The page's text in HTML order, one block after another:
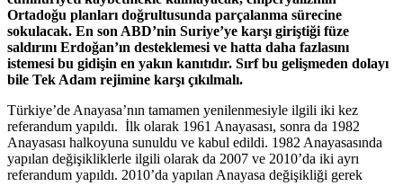
Ortadoğu planları doğrultusunda parçalanma sürecine
sokulacak. En son ABD’nin Suriye’ye karşı giriştiği füze
saldırını Erdoğan’ın desteklemesi ve hatta daha fazlasını
istemesi bu gidişin en yakın kanıtıdır. Sırf bu gelişmeden dolayı
bile Tek Adam rejimine karşı çıkılmalı.
Türkiye’de Anayasa’nın tamamen yenilenmesiyle ilgili iki kez
referandum yapıldı. İlk olarak 1961 Anayasası, sonra da 1982
Anayasası halkoyuna sunuldu ve kabul edildi. 1982 Anayasasında
yapılan değişikliklerle ilgili olarak da 2007 ve 2010’da iki ayrı
referandum yapıldı. 2010’da yapılan Anayasa değişikliği gerek